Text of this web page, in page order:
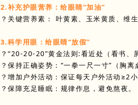
2.补充护眼营养：给眼睛“加油”
？关键营养素： 叶黄素、玉米黄质、
3.科学用眼：给眼睛“放假”
？“20-20-20”黄金法则:看近处（看书
？保持正确姿势：“一拳一尺一寸”（胸
？增加户外活动：保证每天户外活动≥2
？保障充足睡眠：规律作息，避免熬夜。